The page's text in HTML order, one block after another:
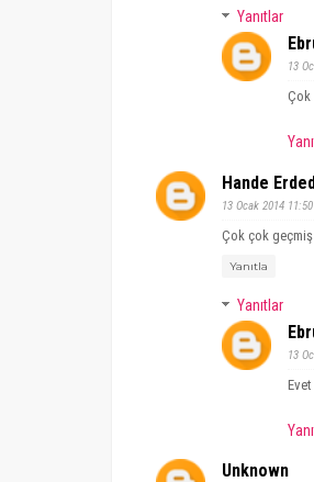
Yanıtlar
13
Çok
Hande
13 Ocak 2014 11:50
Çok çok
Yanıtla
Yanıtlar
13
Evet
Unknown